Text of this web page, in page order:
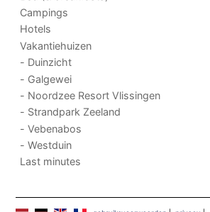
Campings
Hotels
Vakantiehuizen
- Duinzicht
- Galgewei
- Noordzee Resort Vlissingen
- Strandpark Zeeland
- Vebenabos
- Westduin
Last minutes